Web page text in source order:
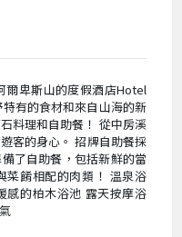
爾卑斯山的度假酒店Hotel
有的食材和來自山海的新
料理和自助餐！ 從中房溪
客的身心。 招牌自助餐採
了自助餐，包括新鮮的當
菜餚相配的肉類！ 溫泉浴
感的柏木浴池 露天按摩浴